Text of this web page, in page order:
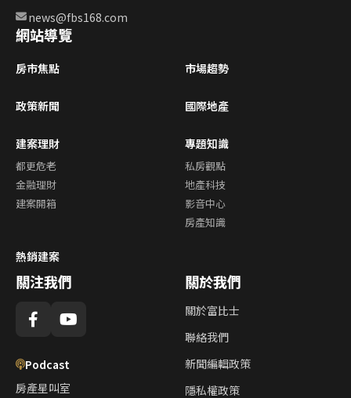
news@fbs168.com
網站導覽
房市焦點 市場趨勢
政策新聞 國際地產
建案理財
都更危老
金融理財
建案開箱
專題知識
私房觀點
地產科技
影音中心
房產知識
熱銷建案
關注我們
Podcast
房產星叫室
關於我們
關於富比士
聯絡我們
新聞編輯政策
隱私權政策